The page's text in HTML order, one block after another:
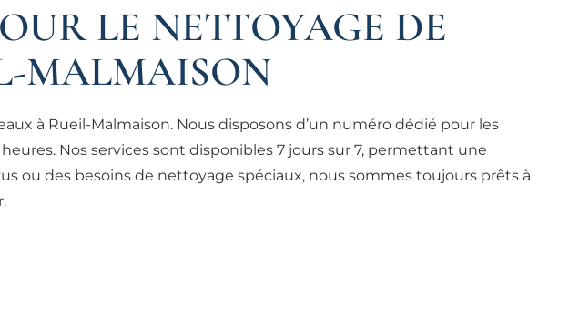
LE NETTOYAGE DE
MALMAISON
à Rueil-Malmaison. Nous disposons d’un numéro dédié pour les
Nos services sont disponibles 7 jours sur 7, permettant une
ou des besoins de nettoyage spéciaux, nous sommes toujours prêts à